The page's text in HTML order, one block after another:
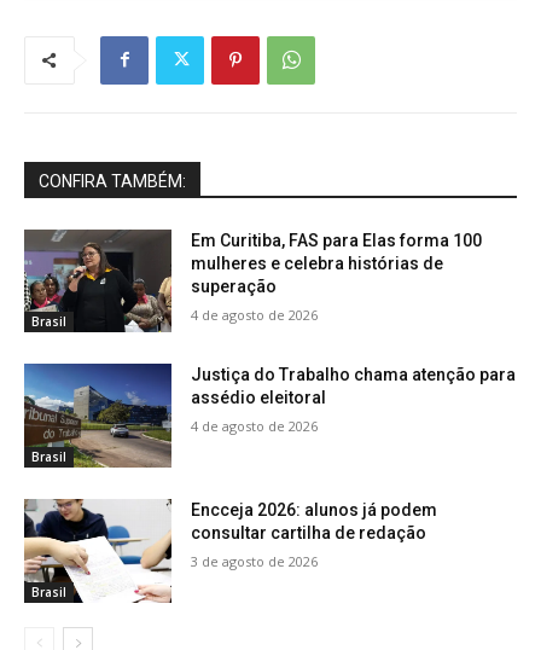
CONFIRA TAMBÉM:
Brasil
Em Curitiba, FAS para Elas forma 100
mulheres e celebra histórias de
superação
4 de agosto de 2026
Brasil
Justiça do Trabalho chama atenção para
assédio eleitoral
4 de agosto de 2026
Brasil
Encceja 2026: alunos já podem
consultar cartilha de redação
3 de agosto de 2026